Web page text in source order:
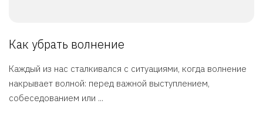
Как убрать волнение
Каждый из нас сталкивался с ситуациями, когда волнение
накрывает волной: перед важной выступлением,
собеседованием или ...